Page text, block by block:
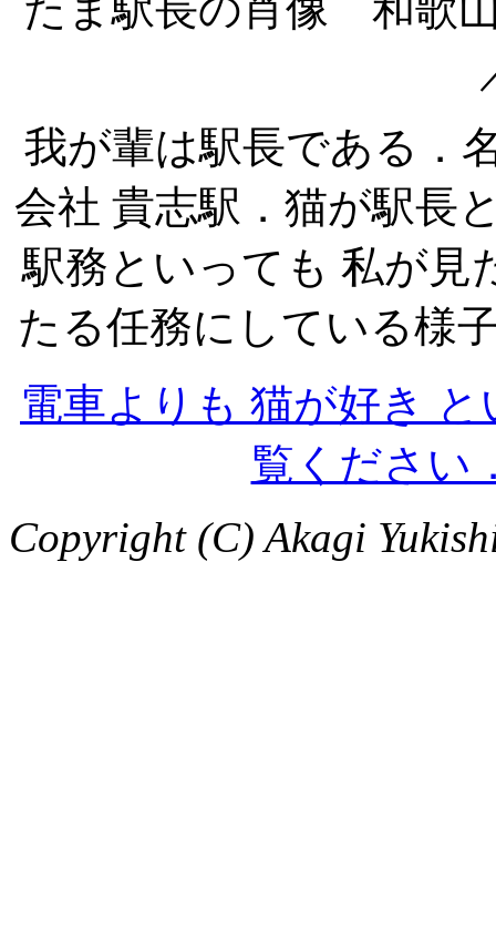
我が輩は駅長である．
会社 貴志駅．猫が駅長
駅務といっても 私が見
たる任務にしている様
電車よりも 猫が好き
覧ください
Copyright (C) Akagi